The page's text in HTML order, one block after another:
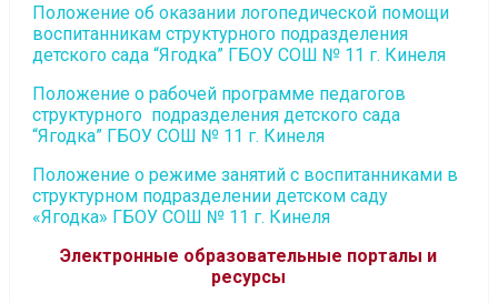
Положение об оказании логопедической помощи
воспитанникам структурного подразделения
детского сада “Ягодка” ГБОУ СОШ № 11 г. Кинеля
Положение о рабочей программе педагогов
структурного подразделения детского сада
“Ягодка” ГБОУ СОШ № 11 г. Кинеля
Положение о режиме занятий с воспитанниками в
структурном подразделении детском саду
«Ягодка» ГБОУ СОШ № 11 г. Кинеля
Электронные образовательные порталы и
ресурсы